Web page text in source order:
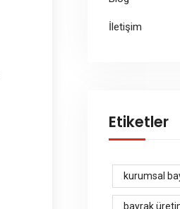
İletişim
Etiketler
kurumsal
bayrak